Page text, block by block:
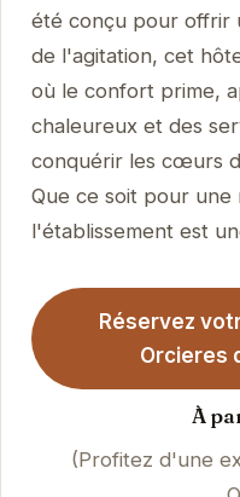
été conçu pour offrir
de l'agitation, cet
où le confort prime,
chaleureux et des
conquérir les cœurs
Que ce soit pour
l'établissement est
Réservez
Orcieres
À
(Profitez d'une